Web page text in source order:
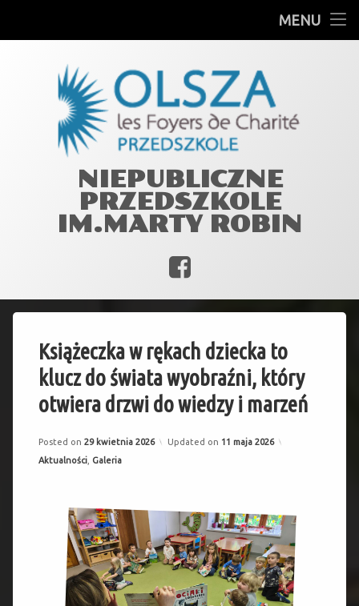
MENU
PRACOWNICY
JADŁOSPIS
MARTA ROBIN
WIĘŹ Z OGNISKIEM MIŁOŚCI
NIEPUBLICZNE
PRZEDSZKOLE
IM.MARTY ROBIN
Facebook
Książeczka w rękach dziecka to
klucz do świata wyobraźni, który
otwiera drzwi do wiedzy i marzeń
Posted on 29 kwietnia 2026 Updated on 11 maja 2026
Categories:
Aktualności Galeria
magdadmin